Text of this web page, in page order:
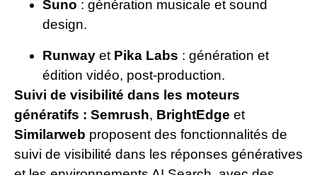
Suno : génération musicale et sound
design.
Runway et Pika Labs : génération et
édition vidéo, post-production.
Suivi de visibilité dans les moteurs
génératifs : Semrush, BrightEdge et
Similarweb proposent des fonctionnalités de
suivi de visibilité dans les réponses génératives